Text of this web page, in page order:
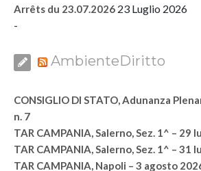
Arrêts du 23.07.2026 23 Luglio 2026
-
AmbienteDiritto
CONSIGLIO DI STATO, Adunanza
n. 7
TAR CAMPANIA, Salerno, Sez. 1^ – 29
TAR CAMPANIA, Salerno, Sez. 1^ – 31
TAR CAMPANIA, Napoli – 3 agosto